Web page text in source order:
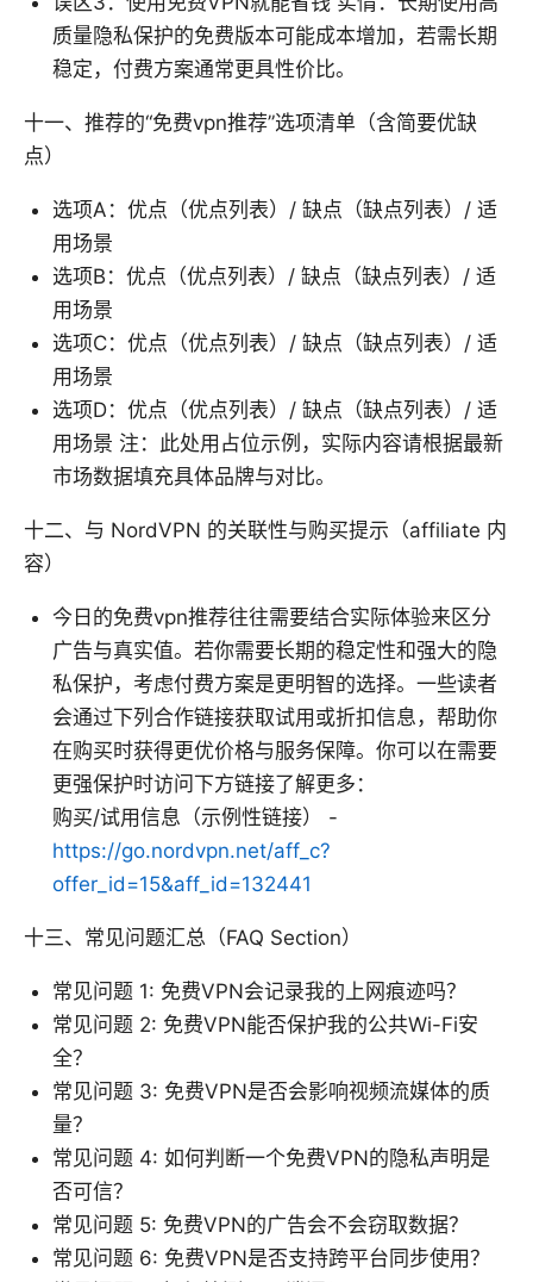
质量隐私保护的免费版本可能成本增加，若需长期
稳定，付费方案通常更具性价比。
十一、推荐的“免费vpn推荐”选项清单（含简要优缺
点）
选项A：优点（优点列表）/ 缺点（缺点列表）/ 适
用场景
选项B：优点（优点列表）/ 缺点（缺点列表）/ 适
用场景
选项C：优点（优点列表）/ 缺点（缺点列表）/ 适
用场景
选项D：优点（优点列表）/ 缺点（缺点列表）/ 适
用场景 注：此处用占位示例，实际内容请根据最新
市场数据填充具体品牌与对比。
十二、与 NordVPN 的关联性与购买提示（affiliate 内
容）
今日的免费vpn推荐往往需要结合实际体验来区分
广告与真实值。若你需要长期的稳定性和强大的隐
私保护，考虑付费方案是更明智的选择。一些读者
会通过下列合作链接获取试用或折扣信息，帮助你
在购买时获得更优价格与服务保障。你可以在需要
更强保护时访问下方链接了解更多：
购买/试用信息（示例性链接） -
https://go.nordvpn.net/aff_c?
offer_id=15&aff_id=132441
十三、常见问题汇总（FAQ Section）
常见问题 1: 免费VPN会记录我的上网痕迹吗？
常见问题 2: 免费VPN能否保护我的公共Wi-Fi安
全？
常见问题 3: 免费VPN是否会影响视频流媒体的质
量？
常见问题 4: 如何判断一个免费VPN的隐私声明是
否可信？
常见问题 5: 免费VPN的广告会不会窃取数据？
常见问题 6: 免费VPN是否支持跨平台同步使用？